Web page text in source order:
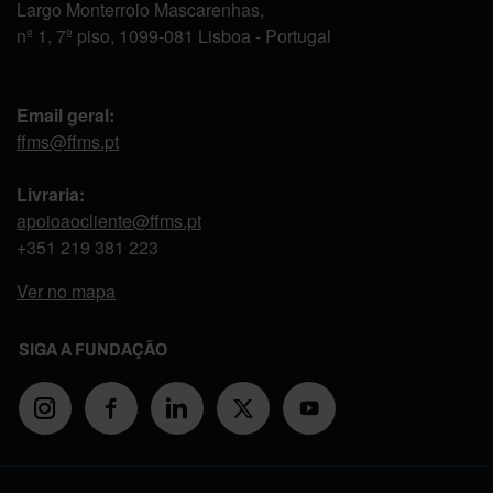
Largo Monterroio Mascarenhas,
nº 1, 7º piso, 1099-081 Lisboa - Portugal
Email geral:
ffms@ffms.pt
Livraria:
apoioaocliente@ffms.pt
+351 219 381 223
Ver no mapa
SIGA A FUNDAÇÃO